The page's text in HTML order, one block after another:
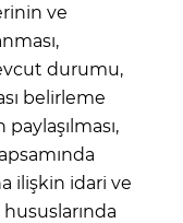
ve
durumu,
belirleme
ilişkin idari ve